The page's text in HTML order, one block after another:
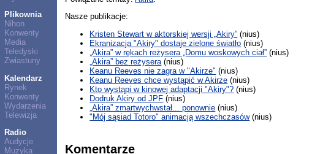
Plikownia
Nihon
Konwenty
Media
Teledyski
Zwiastuny
Kalendarz
Rynek
Konwenty
Wydarzenia
Telewizja
Radio
Audycje
Muzyka
Nasze publikacje:
Kristen Stewart w aktorskiej wersji „Akiry” (nius)
Ekranizacja "Akiry" dostaje zielone światło (nius)
„Akira” w rękach reżysera „Domu woskowych ciał” (nius)
„Akira” bez reżysera (nius)
Keanu Reeves nie zagra w "Akirze" (nius)
Keanu Reeves chce wystąpić w Akirze (nius)
Kto wystąpi w kinowej adaptacji "Akiry"? (nius)
Dodruk Akiry od JPF (nius)
„Akira” zmartwychwstał... ponownie (nius)
"Mój sąsiad Totoro" animacją wszechczasów(nius)
Komentarze